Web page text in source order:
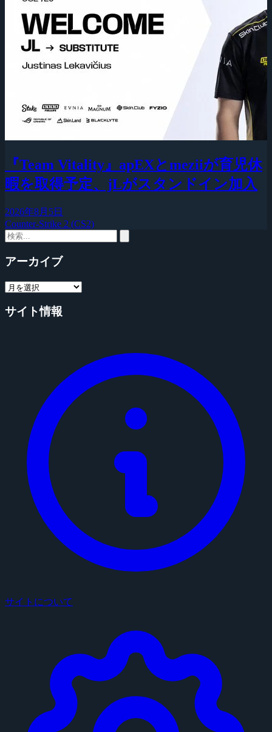
『Team Vitality』apEXとmeziiが育児休
暇を取得予定、jLがスタンドイン加入
2026年8月5日
Counter-Strike 2 (CS2)
アーカイブ
サイト情報
サイトについて